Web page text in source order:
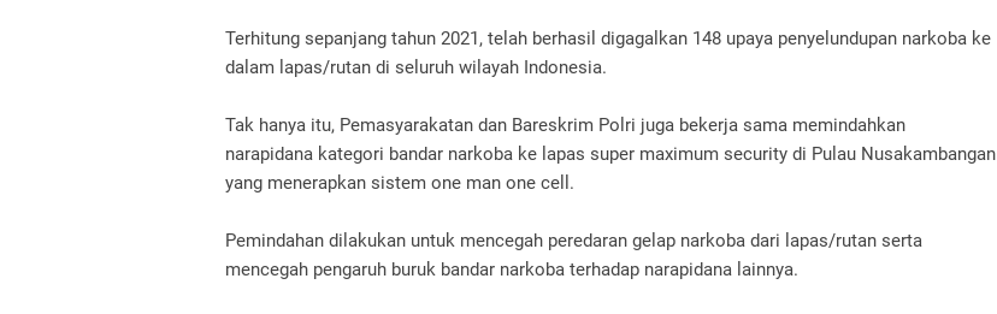
Terhitung sepanjang tahun 2021, telah berhasil digagalkan 148 upaya penyelundupan narkoba ke
dalam lapas/rutan di seluruh wilayah Indonesia.
Tak hanya itu, Pemasyarakatan dan Bareskrim Polri juga bekerja sama memindahkan
narapidana kategori bandar narkoba ke lapas super maximum security di Pulau Nusakambangan
yang menerapkan sistem one man one cell.
Pemindahan dilakukan untuk mencegah peredaran gelap narkoba dari lapas/rutan serta
mencegah pengaruh buruk bandar narkoba terhadap narapidana lainnya.